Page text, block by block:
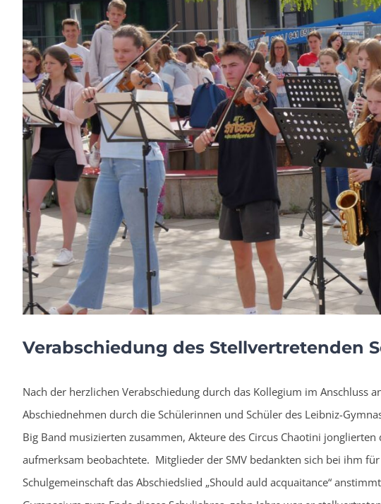
Verabschiedung des Stellvertretenden
Nach der herzlichen Verabschiedung durch das Kollegium im Anschluss
Abschiednehmen durch die Schülerinnen und Schüler des Leibniz-
Big Band musizierten zusammen, Akteure des Circus Chaotini
aufmerksam beobachtete. Mitglieder der SMV bedankten sich bei ihm
Schulgemeinschaft das Abschiedslied „Should auld acquaitance“